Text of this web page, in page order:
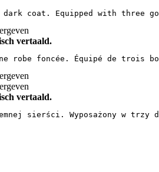
a dark coat. Equipped with
vertaald.
une robe foncée. Équipé de
vertaald.
sierści. Wyposażony w trzy